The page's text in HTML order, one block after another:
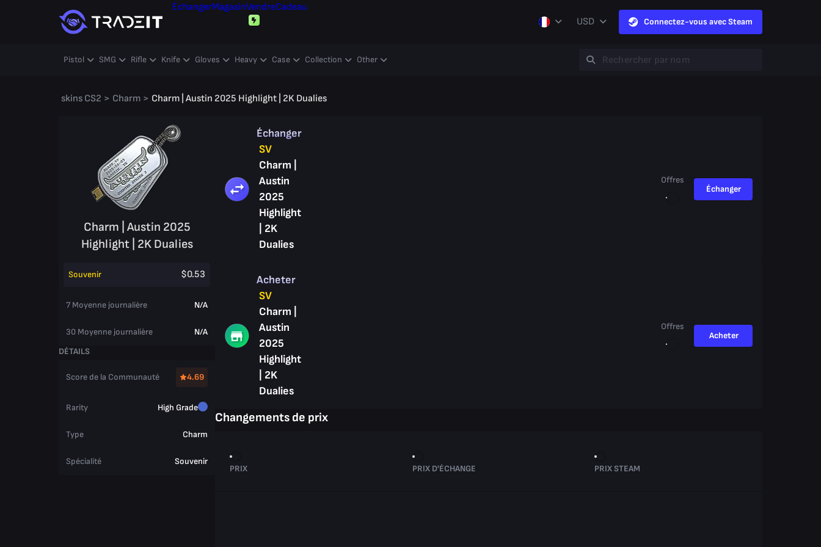
ÉchangerMagasinVendreCadeau
USD
Connectez-vous avec Steam
Pistol SMG Rifle Knife Gloves Heavy Case Collection Other
skins CS2 > Charm > Charm | Austin 2025 Highlight | 2K Dualies
Charm | Austin 2025
Highlight | 2K Dualies
Souvenir $0.53
7 Moyenne journalière N/A
30 Moyenne journalière
N/A
DÉTAILS
Score de la Communauté 4.69
Rarity High Grade
Type Charm
Spécialité Souvenir
Échanger
SV
Charm |
Austin
2025
Highlight
| 2K
Dualies
Offres
Échanger
Acheter
SV
Charm |
Austin
2025
Highlight
| 2K
Dualies
Offres
Acheter
Changements de prix
PRIX PRIX D'ÉCHANGE PRIX STEAM